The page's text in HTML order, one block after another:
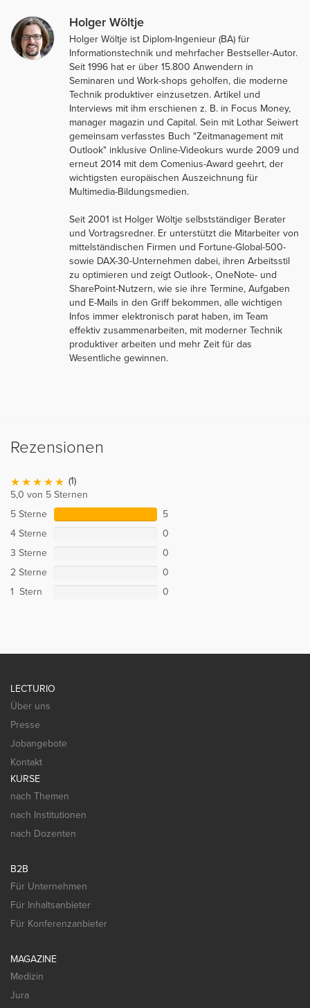
Holger Wöltje
Holger Wöltje ist Diplom-Ingenieur (BA) für
Informationstechnik und mehrfacher Bestseller-Autor.
Seit 1996 hat er über 15.800 Anwendern in
Seminaren und Work-shops geholfen, die moderne
Technik produktiver einzusetzen. Artikel und
Interviews mit ihm erschienen z. B. in Focus Money,
manager magazin und Capital. Sein mit Lothar Seiwert
gemeinsam verfasstes Buch "Zeitmanagement mit
Outlook" inklusive Online-Videokurs wurde 2009 und
erneut 2014 mit dem Comenius-Award geehrt, der
wichtigsten europäischen Auszeichnung für
Multimedia-Bildungsmedien.
Seit 2001 ist Holger Wöltje selbstständiger Berater
und Vortragsredner. Er unterstützt die Mitarbeiter von
mittelständischen Firmen und Fortune-Global-500-
sowie DAX-30-Unternehmen dabei, ihren Arbeitsstil
zu optimieren und zeigt Outlook-, OneNote- und
SharePoint-Nutzern, wie sie ihre Termine, Aufgaben
und E-Mails in den Griff bekommen, alle wichtigen
Infos immer elektronisch parat haben, im Team
effektiv zusammenarbeiten, mit moderner Technik
produktiver arbeiten und mehr Zeit für das
Wesentliche gewinnen.
Rezensionen
(1)
5,0 von 5 Sternen
5 Sterne
5
4 Sterne
0
3 Sterne
0
2 Sterne
0
1 Stern
0
LECTURIO
Über uns
Presse
Jobangebote
Kontakt
KURSE
nach Themen
nach Institutionen
nach Dozenten
B2B
Für Unternehmen
Für Inhaltsanbieter
Für Konferenzanbieter
MAGAZINE
Medizin
Jura